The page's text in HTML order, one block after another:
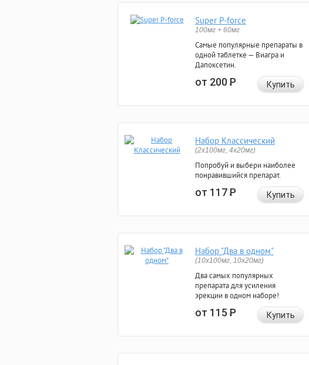
Super P-force
100мг + 60мг
Самые популярные препараты в
одной таблетке — Виагра и
Дапоксетин.
от 200Р Купить
Набор Классический
(2x100мг, 4x20мг)
Попробуй и выбери наиболее
понравившийся препарат.
от 117Р Купить
Набор "Два в одном"
(10x100мг, 10x20мг)
Два самых популярных
препарата для усиления
эрекции в одном наборе!
от 115Р Купить